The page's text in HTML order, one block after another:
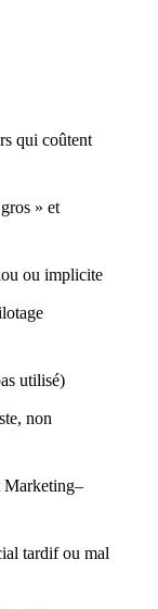
qui coûtent
» et
ou implicite
utilisé)
non
Marketing–
tardif ou mal